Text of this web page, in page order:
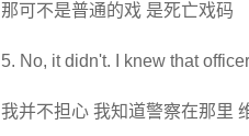
那可不是普通的戏 是死亡戏码
5. No, it didn't. I knew that
我并不担心 我知道警察在那里